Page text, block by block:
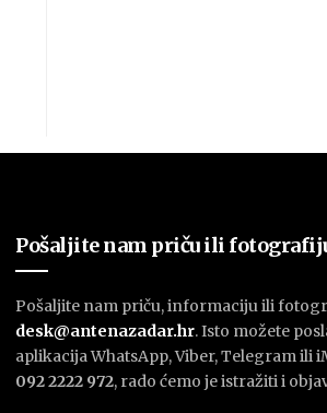
Pošaljite nam priču ili
Pošaljite nam priču, informaciju ili
desk@antenazadar.hr. Isto možete
aplikacija WhatsApp, Viber, Telegram ili
092 2222 972, rado ćemo je istražiti i